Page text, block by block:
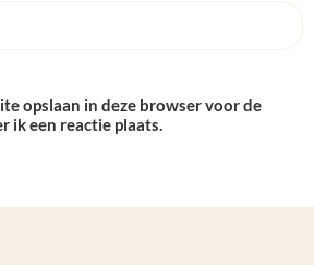
opslaan in deze browser voor de
ik een reactie plaats.